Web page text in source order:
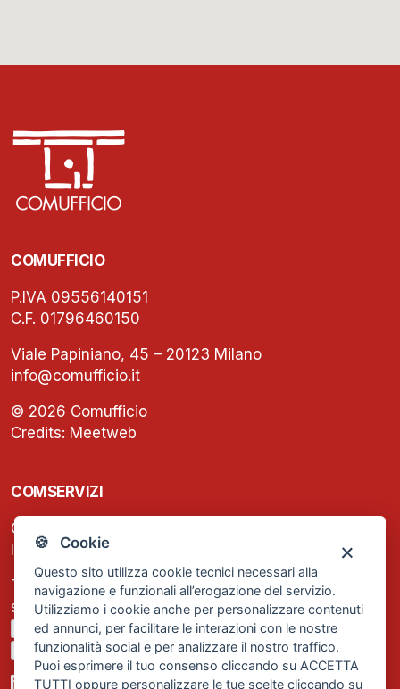
🍪 Cookie
Questo sito utilizza cookie tecnici necessari alla
navigazione e funzionali all’erogazione del servizio.
Utilizziamo i cookie anche per personalizzare contenuti
ed annunci, per facilitare le interazioni con le nostre
funzionalità social e per analizzare il nostro traffico.
Puoi esprimere il tuo consenso cliccando su ACCETTA
TUTTI oppure personalizzare le tue scelte cliccando su
COMUFFICIO
P.IVA 09556140151
C.F. 01796460150
Viale Papiniano, 45 – 20123 Milano
info@comufficio.it
© 2026 Comufficio
Credits: Meetweb
COMSERVIZI
C.F. e P.IVA: 13474420158
Iscrizione REA Milano n. 1656740
Tel. +39 02 2838 1307
segreteria@comservizi.eu
Privacy Policy
Cookie Policy